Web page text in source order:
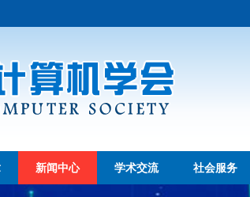
新闻中心 学术交流 社会服务